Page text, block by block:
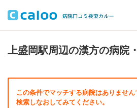
上盛岡駅周辺の漢方の病院
この条件でマッチする病院はありませ
検索しなおしてみてください。